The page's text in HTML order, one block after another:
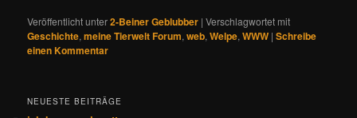
Veröffentlicht unter2-Beiner Geblubber |Verschlagwortet mit
Geschichte,meine Tierwelt Forum,web,Welpe,WWW |Schreibe
einen Kommentar
NEUESTE BEITRÄGE